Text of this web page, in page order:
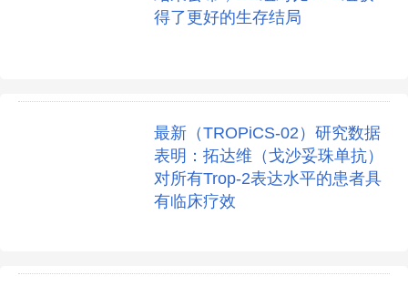
得了更好的生存结局
最新（TROPiCS-02）研究数据
表明：拓达维（戈沙妥珠单抗）
对所有Trop-2表达水平的患者具
有临床疗效